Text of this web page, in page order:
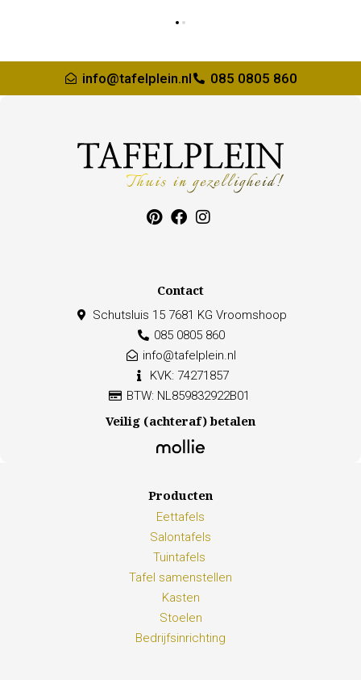
info@tafelplein.nl 085 0805 860
Contact
Schutsluis 15 7681 KG Vroomshoop
085 0805 860
info@tafelplein.nl
KVK: 74271857
BTW: NL859832922B01
Veilig (achteraf) betalen
Producten
Eettafels
Salontafels
Tuintafels
Tafel samenstellen
Kasten
Stoelen
Bedrijfsinrichting